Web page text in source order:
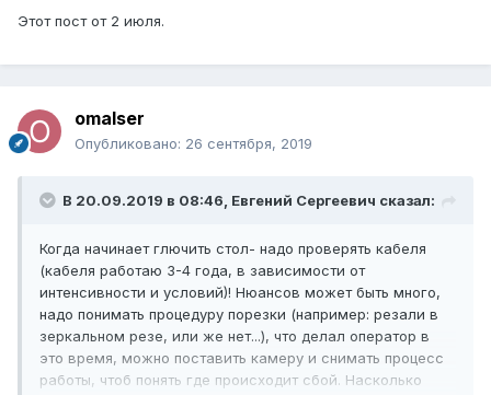
Этот пост от 2 июля.
omalser
Опубликовано: 26 сентября, 2019
В 20.09.2019 в 08:46, Евгений Сергеевич сказал:
Когда начинает глючить стол- надо проверять кабеля
(кабеля работаю 3-4 года, в зависимости от
интенсивности и условий)! Нюансов может быть много,
надо понимать процедуру порезки (например: резали в
зеркальном резе, или же нет...), что делал оператор в
это время, можно поставить камеру и снимать процесс
работы, чтоб понять где происходит сбой. Насколько